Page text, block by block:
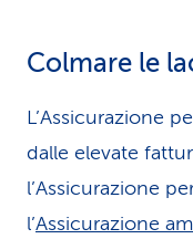
Colmare le
L’Assicurazione
dalle elevate
l’Assicurazione
l’Assicurazione